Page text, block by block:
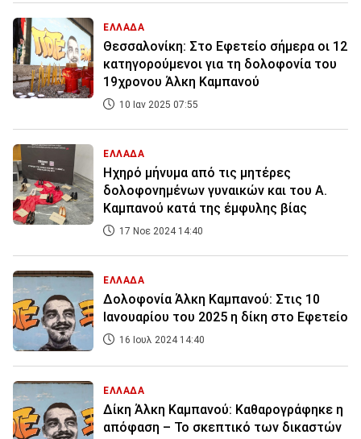
ΕΛΛΑΔΑ
Θεσσαλονίκη: Στο Εφετείο σήμερα οι 12
κατηγορούμενοι για τη δολοφονία του
19χρονου Άλκη Καμπανού
10 Ιαν 2025 07:55
ΕΛΛΑΔΑ
Ηχηρό μήνυμα από τις μητέρες
δολοφονημένων γυναικών και του Α.
Καμπανού κατά της έμφυλης βίας
17 Νοε 2024 14:40
ΕΛΛΑΔΑ
Δολοφονία Άλκη Καμπανού: Στις 10
Ιανουαρίου του 2025 η δίκη στο Εφετείο
16 Ιουλ 2024 14:40
ΕΛΛΑΔΑ
Δίκη Άλκη Καμπανού: Καθαρογράφηκε η
απόφαση – Το σκεπτικό των δικαστών